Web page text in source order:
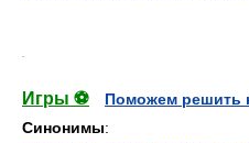
Игры ⚽
Поможем решить
Синонимы: